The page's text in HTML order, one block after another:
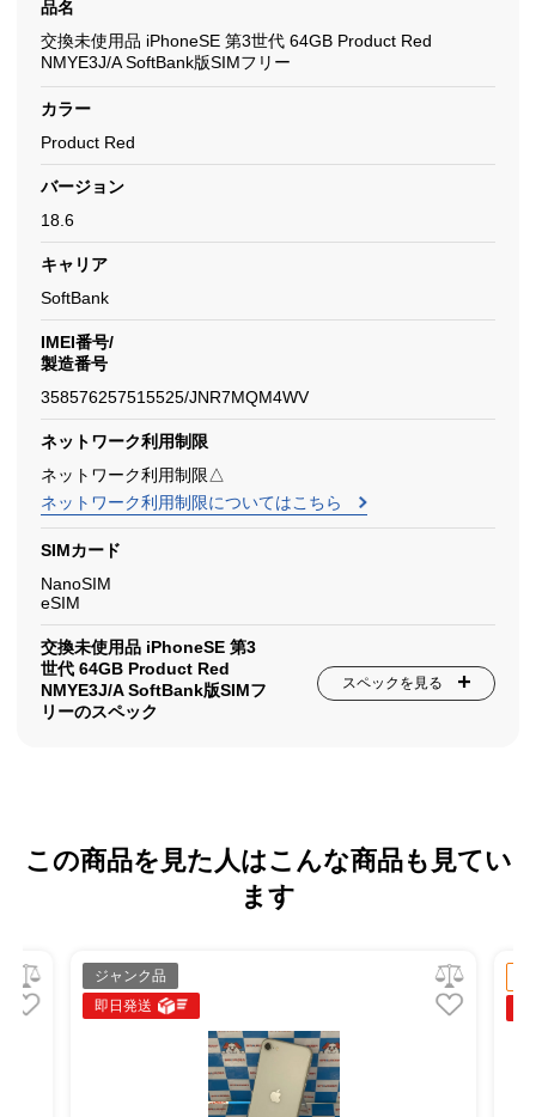
品名
交換未使用品 iPhoneSE 第3世代 64GB Product Red
NMYE3J/A SoftBank版SIMフリー
カラー
Product Red
バージョン
18.6
キャリア
SoftBank
IMEI番号/
製造番号
358576257515525/JNR7MQM4WV
ネットワーク利用制限
ネットワーク利用制限△
ネットワーク利用制限についてはこちら
SIMカード
NanoSIM
eSIM
交換未使用品 iPhoneSE 第3
世代 64GB Product Red
NMYE3J/A SoftBank版SIMフ
リーのスペック
スペックを見る
この商品を見た人はこんな商品も見てい
ます
ジャンク品
即日発送